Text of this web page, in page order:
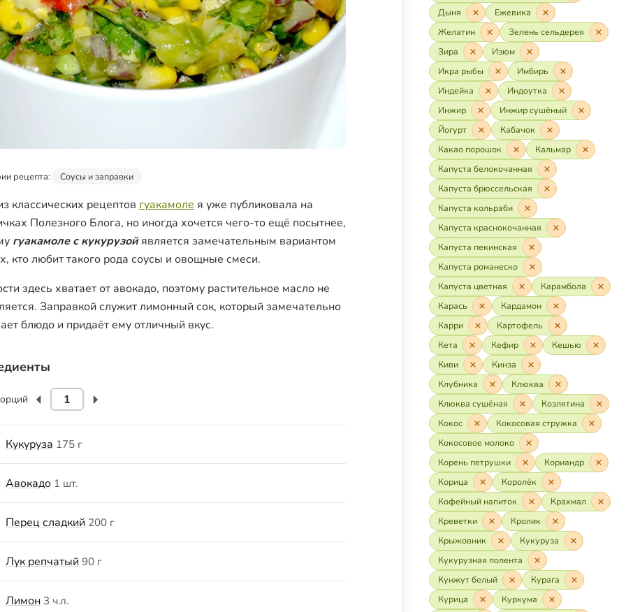
рецепта: Соусы и заправки
классических рецептов гуакамоле я уже публиковала на
Полезного Блога, но иногда хочется чего-то ещё посытнее,
гуакамоле с кукурузойявляется замечательным вариантом
кто любит такого рода соусы и овощные смеси.
здесь хватает от авокадо, поэтому растительное масло не
Заправкой служит лимонный сок, который замечательно
блюдо и придаёт ему отличный вкус.
Кукуруза 175 г
Авокадо 1 шт.
Перец сладкий 200 г
Лук репчатый 90 г
Лимон 3 ч.л.
Дыня
Ежевика
Желатин
Зелень сельдерея
Зира
Изюм
Икра рыбы
Имбирь
Индейка
Индоутка
Инжир
Инжир сушёный
Йогурт
Кабачок
Какао порошок
Кальмар
Капуста белокочанная
Капуста брюссельская
Капуста кольраби
Капуста краснокочанная
Капуста пекинская
Капуста романеско
Капуста цветная
Карамбола
Карась
Кардамон
Карри
Картофель
Кета
Кефир
Кешью
Киви
Кинза
Клубника
Клюква
Клюква сушёная
Козлятина
Кокос
Кокосовая стружка
Кокосовое молоко
Корень петрушки
Кориандр
Корица
Королёк
Кофейный напиток
Крахмал
Креветки
Кролик
Крыжовник
Кукуруза
Кукурузная полента
Кунжут белый
Курага
Курица
Куркума